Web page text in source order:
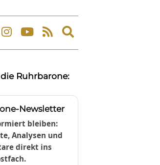
Expand
search
Ruhrbarone:
Newsletter
bleiben:
Analysen und
direkt ins